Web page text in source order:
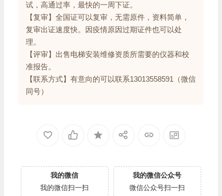
试，高通过率，最快的一周下证。
【复审】全国证可以复审，无需原件，资料简单，
复审出证速度快。因疫情原因过期证件也可以处
理。
【评审】出售电梯安装维修资质所需要的仪器和校
准报告。
【联系方式】有意向的可以联系13013558591（微信
同号）
我的微信
我的微信扫一扫
我的微信公众号
微信公众号扫一扫